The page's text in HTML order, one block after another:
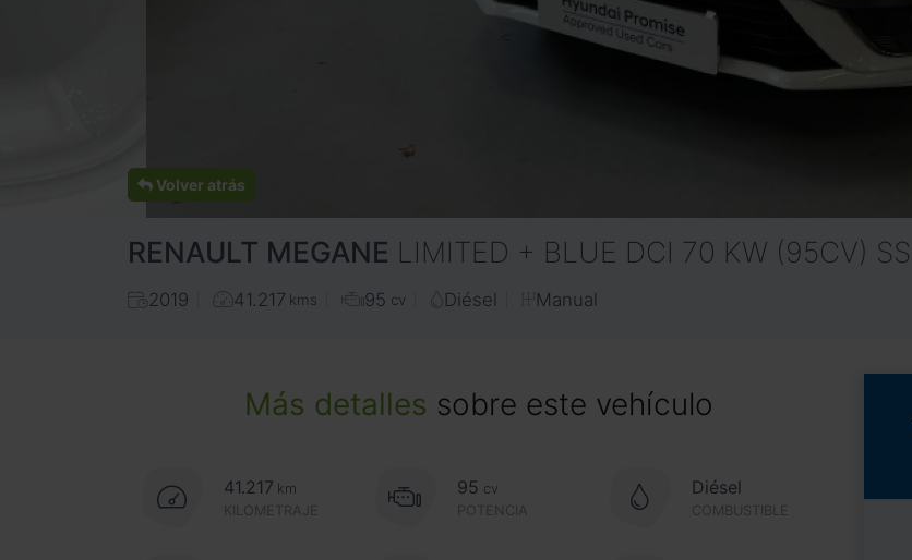
Volver atrás
RENAULT MEGANE LIMITED + BLUE DCI 70 KW (95CV) SS
2019 41.217 kms 95 cv Diésel Manual
Más detalles sobre este vehículo
41.217 km
KILOMETRAJE
95 cv
POTENCIA
Diésel
COMBUSTIBLE